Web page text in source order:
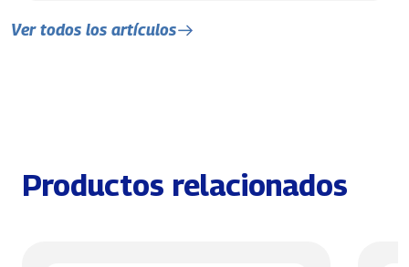
Ver todos los artículos
Productos relacionados